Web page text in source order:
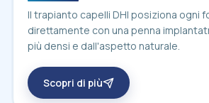
Il trapianto capelli DHI posiziona ogni
direttamente con una penna
più densi e dall'aspetto naturale.
Scopri di più
sul trapianto capelli DHI in Turchia